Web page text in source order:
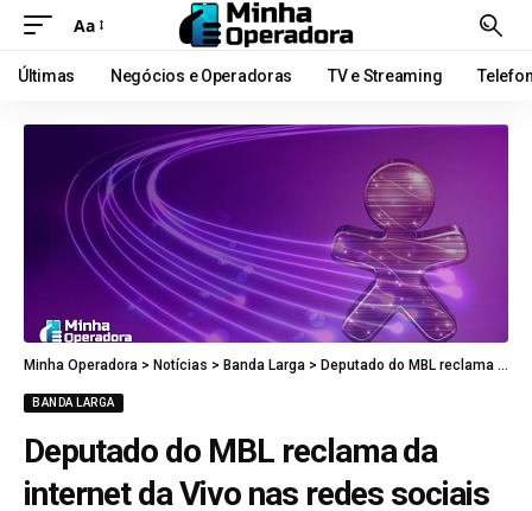
Aa
Últimas Negócios e Operadoras TV e Streaming
Minha Operadora > Notícias > Banda Larga > Deputado do MBL reclama da internet da Vivo nas redes sociais
BANDA LARGA
Deputado do MBL reclama da
internet da Vivo nas redes sociais